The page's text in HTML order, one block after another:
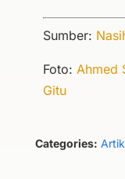
Sumber:
Foto: Ahmed
Gitu
Categories: